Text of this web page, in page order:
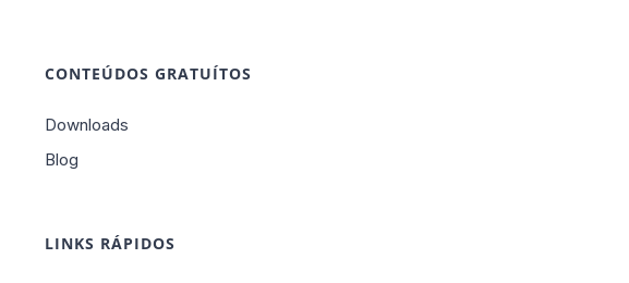
CONTEÚDOS GRATUÍTOS
Downloads
Blog
LINKS RÁPIDOS